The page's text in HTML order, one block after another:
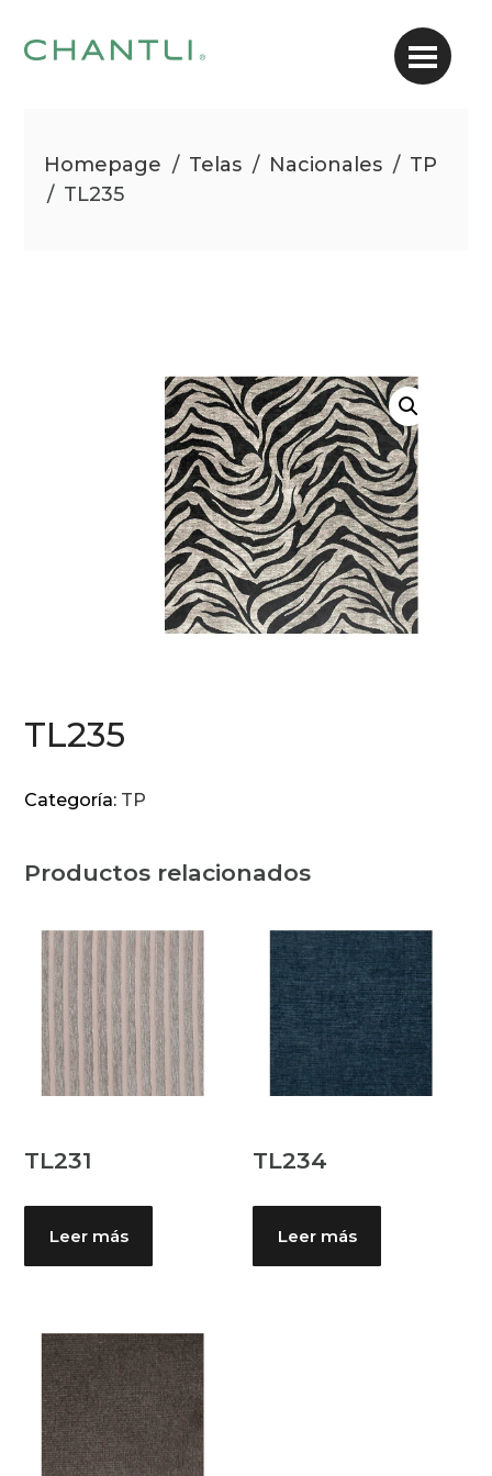
Homepage / Telas / Nacionales / TP
/ TL235
TL235
Categoría: TP
Productos relacionados
TL231
Leer más
TL234
Leer más